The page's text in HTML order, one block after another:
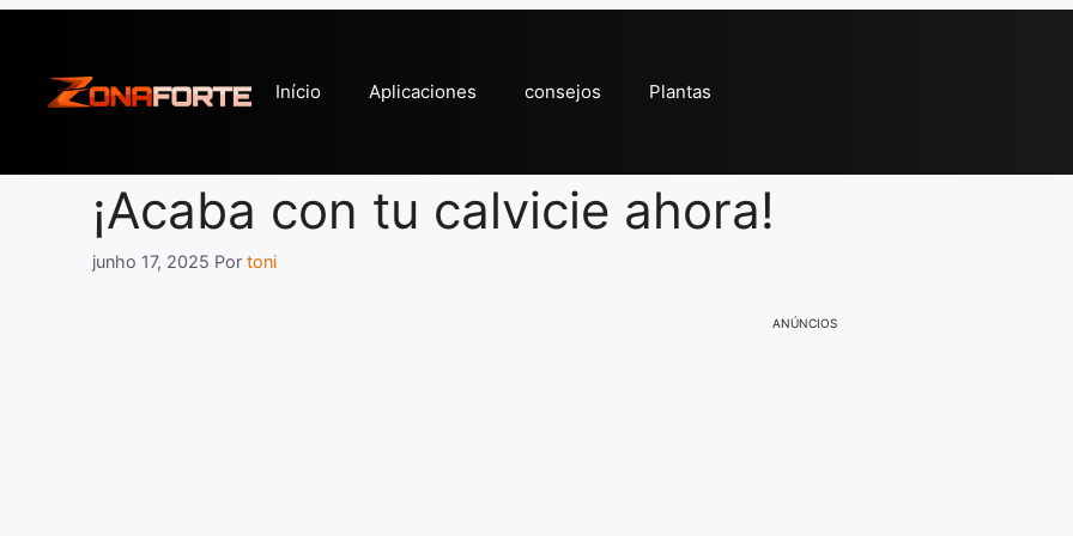
conteúdo
Início Aplicaciones consejos Plantas
¡Acaba con tu calvicie ahora!
junho 17, 2025 Por toni
ANÚNCIOS